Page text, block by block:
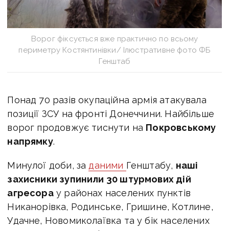
Ворог фіксується вже практично по всьому
периметру Костянтинівки/ Ілюстративне фото ФБ
Генштаб
Понад 70 разів окупаційна армія атакувала
позиції ЗСУ на фронті Донеччини. Найбільше
ворог продовжує тиснути на Покровському
напрямку.
Минулої доби, за даними Генштабу, наші
захисники зупинили 30 штурмових дій
агресорау районах населених пунктів
Никанорівка, Родинське, Гришине, Котлине,
Удачне, Новомиколаївка та у бік населених